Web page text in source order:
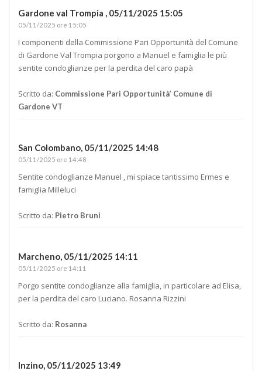
Gardone val Trompia , 05/11/2025 15:05
05/11/2025 ore 15:05
I componenti della Commissione Pari Opportunità del Comune
di Gardone Val Trompia porgono a Manuel e famiglia le più
sentite condoglianze per la perdita del caro papà
Scritto da: Commissione Pari Opportunità’ Comune di
Gardone VT
San Colombano, 05/11/2025 14:48
05/11/2025 ore 14:48
Sentite condoglianze Manuel , mi spiace tantissimo Ermes e
famiglia Milleluci
Scritto da: Pietro Bruni
Marcheno, 05/11/2025 14:11
05/11/2025 ore 14:11
Porgo sentite condoglianze alla famiglia, in particolare ad Elisa,
per la perdita del caro Luciano. Rosanna Rizzini
Scritto da: Rosanna
Inzino, 05/11/2025 13:49